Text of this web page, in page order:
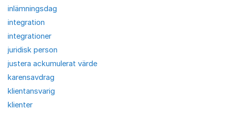
inlämningsdag
integration
integrationer
juridisk person
justera ackumulerat värde
karensavdrag
klientansvarig
klienter